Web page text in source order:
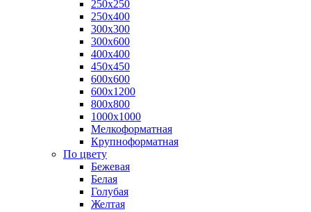
250х250
250х400
300х300
300х600
400х400
450х450
600х600
600х1200
800х800
1000х1000
Мелкоформатная
Крупноформатная
По цвету
Бежевая
Белая
Голубая
Желтая